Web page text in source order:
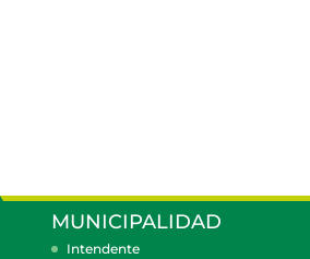
MUNICIPALIDAD
Intendente